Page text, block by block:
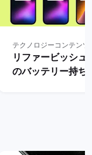
テクノロジーコンテンツ
リファービッシュ
のバッテリー持ち